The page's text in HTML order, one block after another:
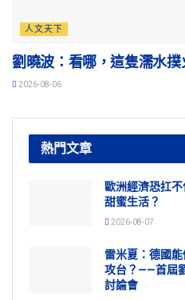
人文天下
劉曉波：看哪，這隻濡水撲
2026-08-06
熱門文章
歐洲經濟恐扛
甜蜜生活？
2026-08-07
雷米夏：德國
攻台？——首屆
討論會